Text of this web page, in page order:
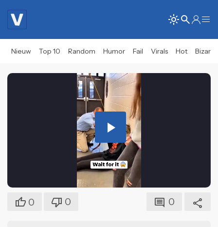
Nieuw Top 10 Random Humor Fail Virals Hot Bizar
Play
Video
0 0 0